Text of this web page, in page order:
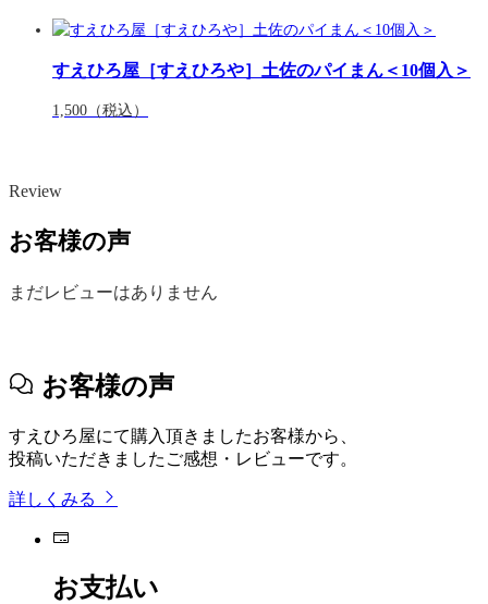
すえひろ屋［すえひろや］土佐のパイまん＜10個入＞
1,500 （税込）
Review
お客様の声
まだレビューはありません
お客様の声
すえひろ屋にて購入頂きましたお客様から、
投稿いただきましたご感想・レビューです。
詳しくみる
お支払い